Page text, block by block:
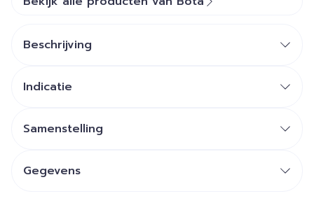
Beschrijving
Indicatie
Samenstelling
Gegevens